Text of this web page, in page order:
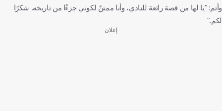
وأتم: "يا لها من قصة رائعة للنادي، وأنا ممتنٌ لكوني جزءًا من تاريخه. شكرًا
لكم."
إعلان